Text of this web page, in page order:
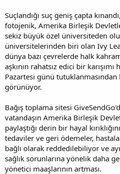
Suçlandığı suç geniş çapta
fotojenik, Amerika Birleşik
sekiz büyük özel üniversiteden
üniversitelerinden biri olan Ivy
dünya bazı çevrelerde halk
aşkının rahatsız edici bir
Pazartesi günü
görünüyor.
Bağış toplama sitesi
vatandaşın Amerika Birleşik
paylaştığı derin bir hayal
tedaviler ve geri ödemeler,
bağlı olarak reddedilebiliyor ve
sağlık sorunlarına yönelik daha
yönetici maaşlarının artması.